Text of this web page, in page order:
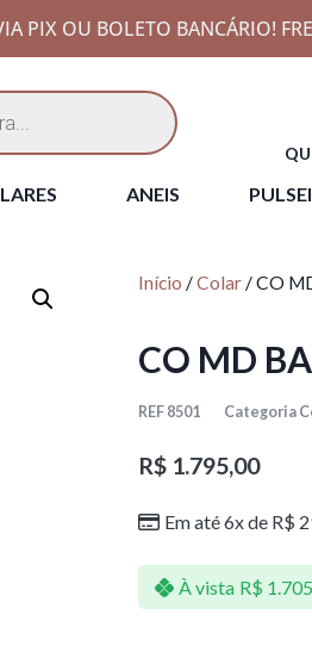
PIX OU BOLETO BANCÁRIO!
ANEIS
Início /Colar / CO
CO MD
REF 8501 Categoria
R$ 1.795,00
Em até 6x de R$
À vista R$